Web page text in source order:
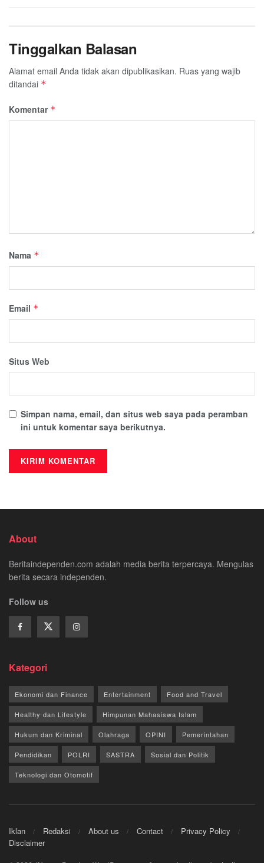
Tinggalkan Balasan
Alamat email Anda tidak akan dipublikasikan. Ruas yang wajib
ditandai *
Komentar *
Nama *
Email *
Situs Web
Simpan nama, email, dan situs web saya pada peramban
ini untuk komentar saya berikutnya.
About
Beritaindependen.com adalah media berita terpercaya. Mengulas
berita secara independen.
Follow us
Kategori
Ekonomi dan Finance Entertainment Food and Travel
Healthy dan Lifestyle Himpunan Mahasiswa Islam
Hukum dan Kriminal Olahraga OPINI Pemerintahan
Pendidikan POLRI SASTRA Sosial dan Politik
Teknologi dan Otomotif
Iklan Redaksi About us Contact
Privacy Policy
Disclaimer